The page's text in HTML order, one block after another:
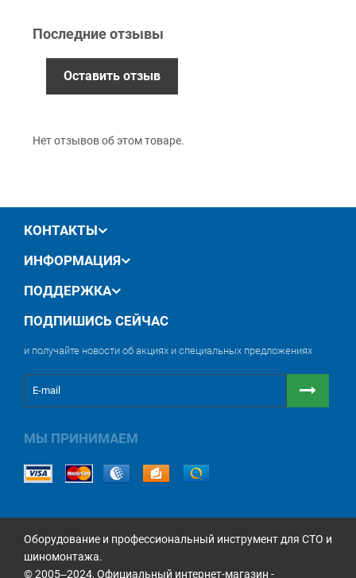
Безналичный расчет (с НДС)
официальной гарантии от
Последние отзывы
Оставить отзыв
Нет отзывов об этом товаре.
КОНТАКТЫ
ИНФОРМАЦИЯ
ПОДДЕРЖКА
ПОДПИШИСЬ СЕЙЧАС
и получайте новости об акциях и специальных предложениях
МЫ ПРИНИМАЕМ
Оборудование и профессиональный инструмент для СТО и
шиномонтажа.
© 2005‒2024, Официальный интернет-магазин -